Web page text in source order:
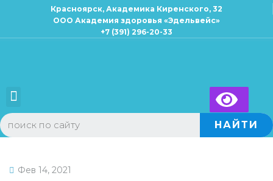
Красноярск, Академика Киренского, 32
ООО Академия здоровья «Эдельвейс»
+7 (391) 296-20-33
НАЙТИ
Фев 14, 2021